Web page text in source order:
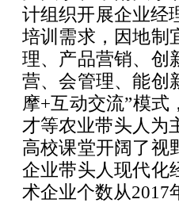
计组织开展企业经
培训需求，因地制
理、产品营销、创
营、会管理、能创
摩+互动交流”模
才等农业带头人为
高校课堂开阔了视
企业带头人现代化
术企业个数从2017